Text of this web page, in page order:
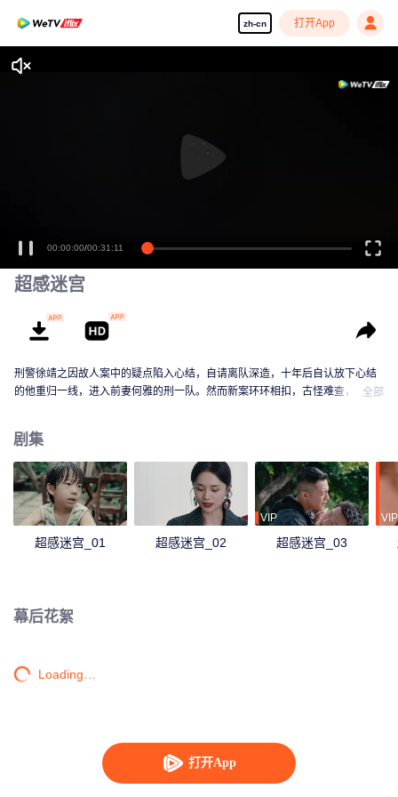
zh-cn 打开App
打开App
00:00:00/00:31:11
超感迷宫
刑警徐靖之因故人案中的疑点陷入心结，自请离队深造，十年后自认放下心结
的他重归一线，进入前妻何雅的刑一队。然而新案环环相扣，古怪难查，徐靖
泥足深陷。殊途兄弟借案交锋，两人终将作出各自的抉择。
全部
剧集
超感迷宫_01 超感迷宫_02
VIP
超感迷宫_03
VIP
幕后花絮
Loading…